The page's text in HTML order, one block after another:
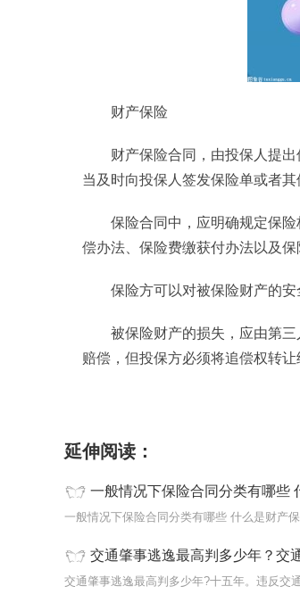
财产保险
财产保险合同，由投保人提
当及时向投保人签发保险单或者其
保险合同中，应明确规定保
偿办法、保险费缴获付办法以及
保险方可以对被保险财产的
被保险财产的损失，应由第
赔偿，但投保方必须将追偿权转
延伸阅读：
一般情况下保险合同分类有哪些 什么是
交通肇事逃逸最高判多少年？交通肇事逃逸